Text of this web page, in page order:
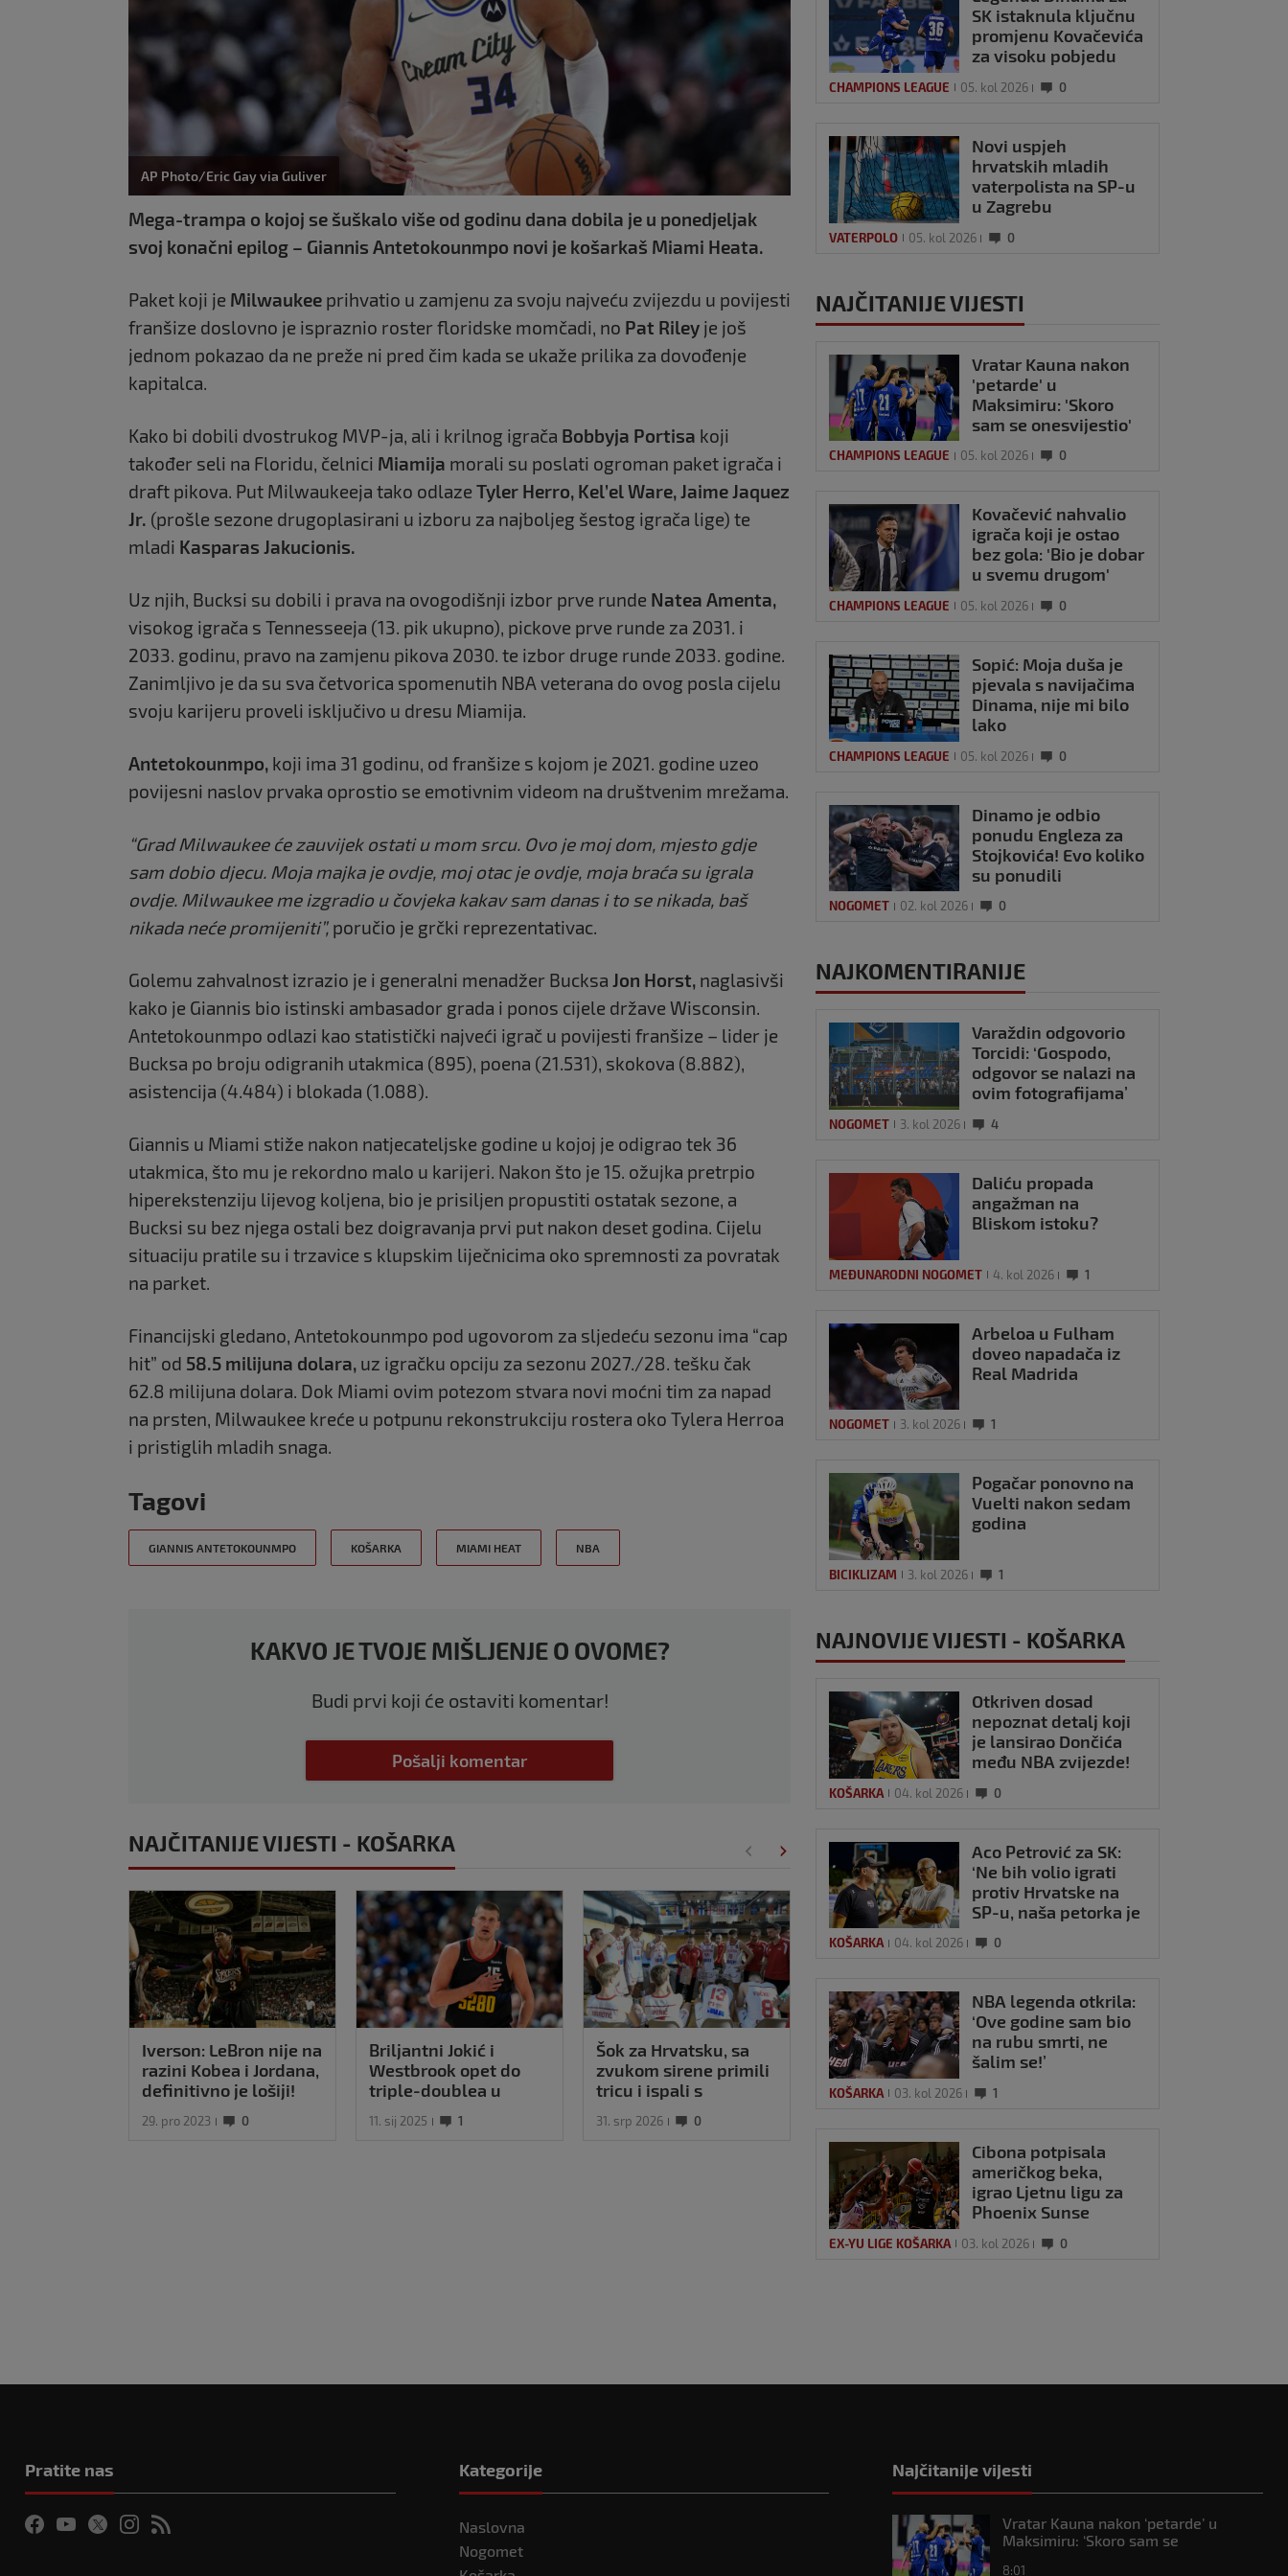
AP Photo/Eric Gay via Guliver
Mega-trampa o kojoj se šuškalo više od godinu dana dobila je u ponedjeljak
svoj konačni epilog – Giannis Antetokounmpo novi je košarkaš Miami Heata.
Paket koji je Milwaukee prihvatio u zamjenu za svoju najveću zvijezdu u povijesti
franšize doslovno je ispraznio roster floridske momčadi, no Pat Riley je još
jednom pokazao da ne preže ni pred čim kada se ukaže prilika za dovođenje
kapitalca.
Kako bi dobili dvostrukog MVP-ja, ali i krilnog igrača Bobbyja Portisa koji
također seli na Floridu, čelnici Miamija morali su poslati ogroman paket igrača i
draft pikova. Put Milwaukeeja tako odlaze Tyler Herro, Kel’el Ware, Jaime Jaquez
Jr. (prošle sezone drugoplasirani u izboru za najboljeg šestog igrača lige) te
mladi Kasparas Jakucionis.
Uz njih, Bucksi su dobili i prava na ovogodišnji izbor prve runde Natea Amenta,
visokog igrača s Tennesseeja (13. pik ukupno), pickove prve runde za 2031. i
2033. godinu, pravo na zamjenu pikova 2030. te izbor druge runde 2033. godine.
Zanimljivo je da su sva četvorica spomenutih NBA veterana do ovog posla cijelu
svoju karijeru proveli isključivo u dresu Miamija.
Antetokounmpo, koji ima 31 godinu, od franšize s kojom je 2021. godine uzeo
povijesni naslov prvaka oprostio se emotivnim videom na društvenim mrežama.
“Grad Milwaukee će zauvijek ostati u mom srcu. Ovo je moj dom, mjesto gdje
sam dobio djecu. Moja majka je ovdje, moj otac je ovdje, moja braća su igrala
ovdje. Milwaukee me izgradio u čovjeka kakav sam danas i to se nikada, baš
nikada neće promijeniti”, poručio je grčki reprezentativac.
Golemu zahvalnost izrazio je i generalni menadžer Bucksa Jon Horst, naglasivši
kako je Giannis bio istinski ambasador grada i ponos cijele države Wisconsin.
Antetokounmpo odlazi kao statistički najveći igrač u povijesti franšize – lider je
Bucksa po broju odigranih utakmica (895), poena (21.531), skokova (8.882),
asistencija (4.484) i blokada (1.088).
Giannis u Miami stiže nakon natjecateljske godine u kojoj je odigrao tek 36
utakmica, što mu je rekordno malo u karijeri. Nakon što je 15. ožujka pretrpio
hiperekstenziju lijevog koljena, bio je prisiljen propustiti ostatak sezone, a
Bucksi su bez njega ostali bez doigravanja prvi put nakon deset godina. Cijelu
situaciju pratile su i trzavice s klupskim liječnicima oko spremnosti za povratak
na parket.
Financijski gledano, Antetokounmpo pod ugovorom za sljedeću sezonu ima “cap
hit” od 58.5 milijuna dolara, uz igračku opciju za sezonu 2027./28. tešku čak
62.8 milijuna dolara. Dok Miami ovim potezom stvara novi moćni tim za napad
na prsten, Milwaukee kreće u potpunu rekonstrukciju rostera oko Tylera Herroa
i pristiglih mladih snaga.
Tagovi
GIANNIS ANTETOKOUNMPO KOŠARKA MIAMI HEAT NBA
KAKVO JE TVOJE MIŠLJENJE O OVOME?
Budi prvi koji će ostaviti komentar!
Pošalji komentar
NAJČITANIJE VIJESTI - KOŠARKA
Iverson: LeBron nije na
razini Kobea i Jordana,
definitivno je lošiji!
29. pro 2023 0
Briljantni Jokić i
Westbrook opet do
triple-doublea u
11. sij 2025 1
Šok za Hrvatsku, sa
zvukom sirene primili
tricu i ispali s
31. srp 2026 0
VIDEO / 76ersi
nemoćni protiv
Knicksa, plus 30 i
SK istaknula ključnu
promjenu Kovačevića
za visoku pobjedu
CHAMPIONS LEAGUE 05. kol 2026 0
Novi uspjeh
hrvatskih mladih
vaterpolista na SP-u
u Zagrebu
VATERPOLO 05. kol 2026 0
NAJČITANIJE VIJESTI
Vratar Kauna nakon
'petarde' u
Maksimiru: 'Skoro
sam se onesvijestio'
CHAMPIONS LEAGUE 05. kol 2026 0
Kovačević nahvalio
igrača koji je ostao
bez gola: 'Bio je dobar
u svemu drugom'
CHAMPIONS LEAGUE 05. kol 2026 0
Sopić: Moja duša je
pjevala s navijačima
Dinama, nije mi bilo
lako
CHAMPIONS LEAGUE 05. kol 2026 0
Dinamo je odbio
ponudu Engleza za
Stojkovića! Evo koliko
su ponudili
NOGOMET 02. kol 2026 0
NAJKOMENTIRANIJE
Varaždin odgovorio
Torcidi: ‘Gospodo,
odgovor se nalazi na
ovim fotografijama’
NOGOMET 3. kol 2026 4
Daliću propada
angažman na
Bliskom istoku?
MEĐUNARODNI NOGOMET 4. kol 2026 1
Arbeloa u Fulham
doveo napadača iz
Real Madrida
NOGOMET 3. kol 2026 1
Pogačar ponovno na
Vuelti nakon sedam
godina
BICIKLIZAM 3. kol 2026 1
NAJNOVIJE VIJESTI - KOŠARKA
Otkriven dosad
nepoznat detalj koji
je lansirao Dončića
među NBA zvijezde!
KOŠARKA 04. kol 2026 0
Aco Petrović za SK:
‘Ne bih volio igrati
protiv Hrvatske na
SP-u, naša petorka je
KOŠARKA 04. kol 2026 0
NBA legenda otkrila:
‘Ove godine sam bio
na rubu smrti, ne
šalim se!’
KOŠARKA 03. kol 2026 1
Cibona potpisala
američkog beka,
igrao Ljetnu ligu za
Phoenix Sunse
EX-YU LIGE KOŠARKA 03. kol 2026 0
Pratite nas Kategorije
Naslovna
Nogomet
Najčitanije vijesti
Vratar Kauna nakon ‘petarde’ u
Maksimiru: ‘Skoro sam se
8:01